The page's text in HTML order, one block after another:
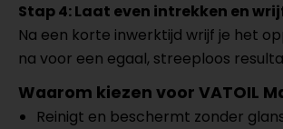
Stap 4: Laat even intrekken en
Na een korte inwerktijd wrijf je het
na voor een egaal, streeploos
Waarom kiezen voor VATOIL
Reinigt en beschermt zonder